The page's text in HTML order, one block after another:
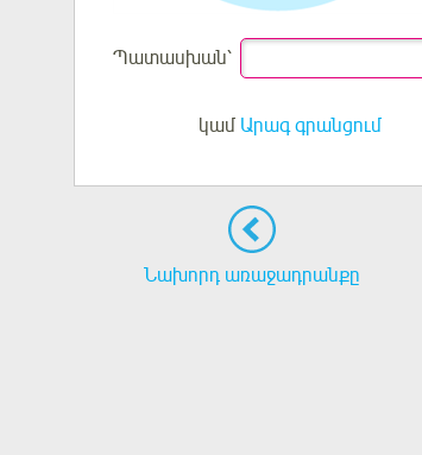
Պատասխան՝
կամ Արագ գրանցում
Նախորդ առաջադրանքը